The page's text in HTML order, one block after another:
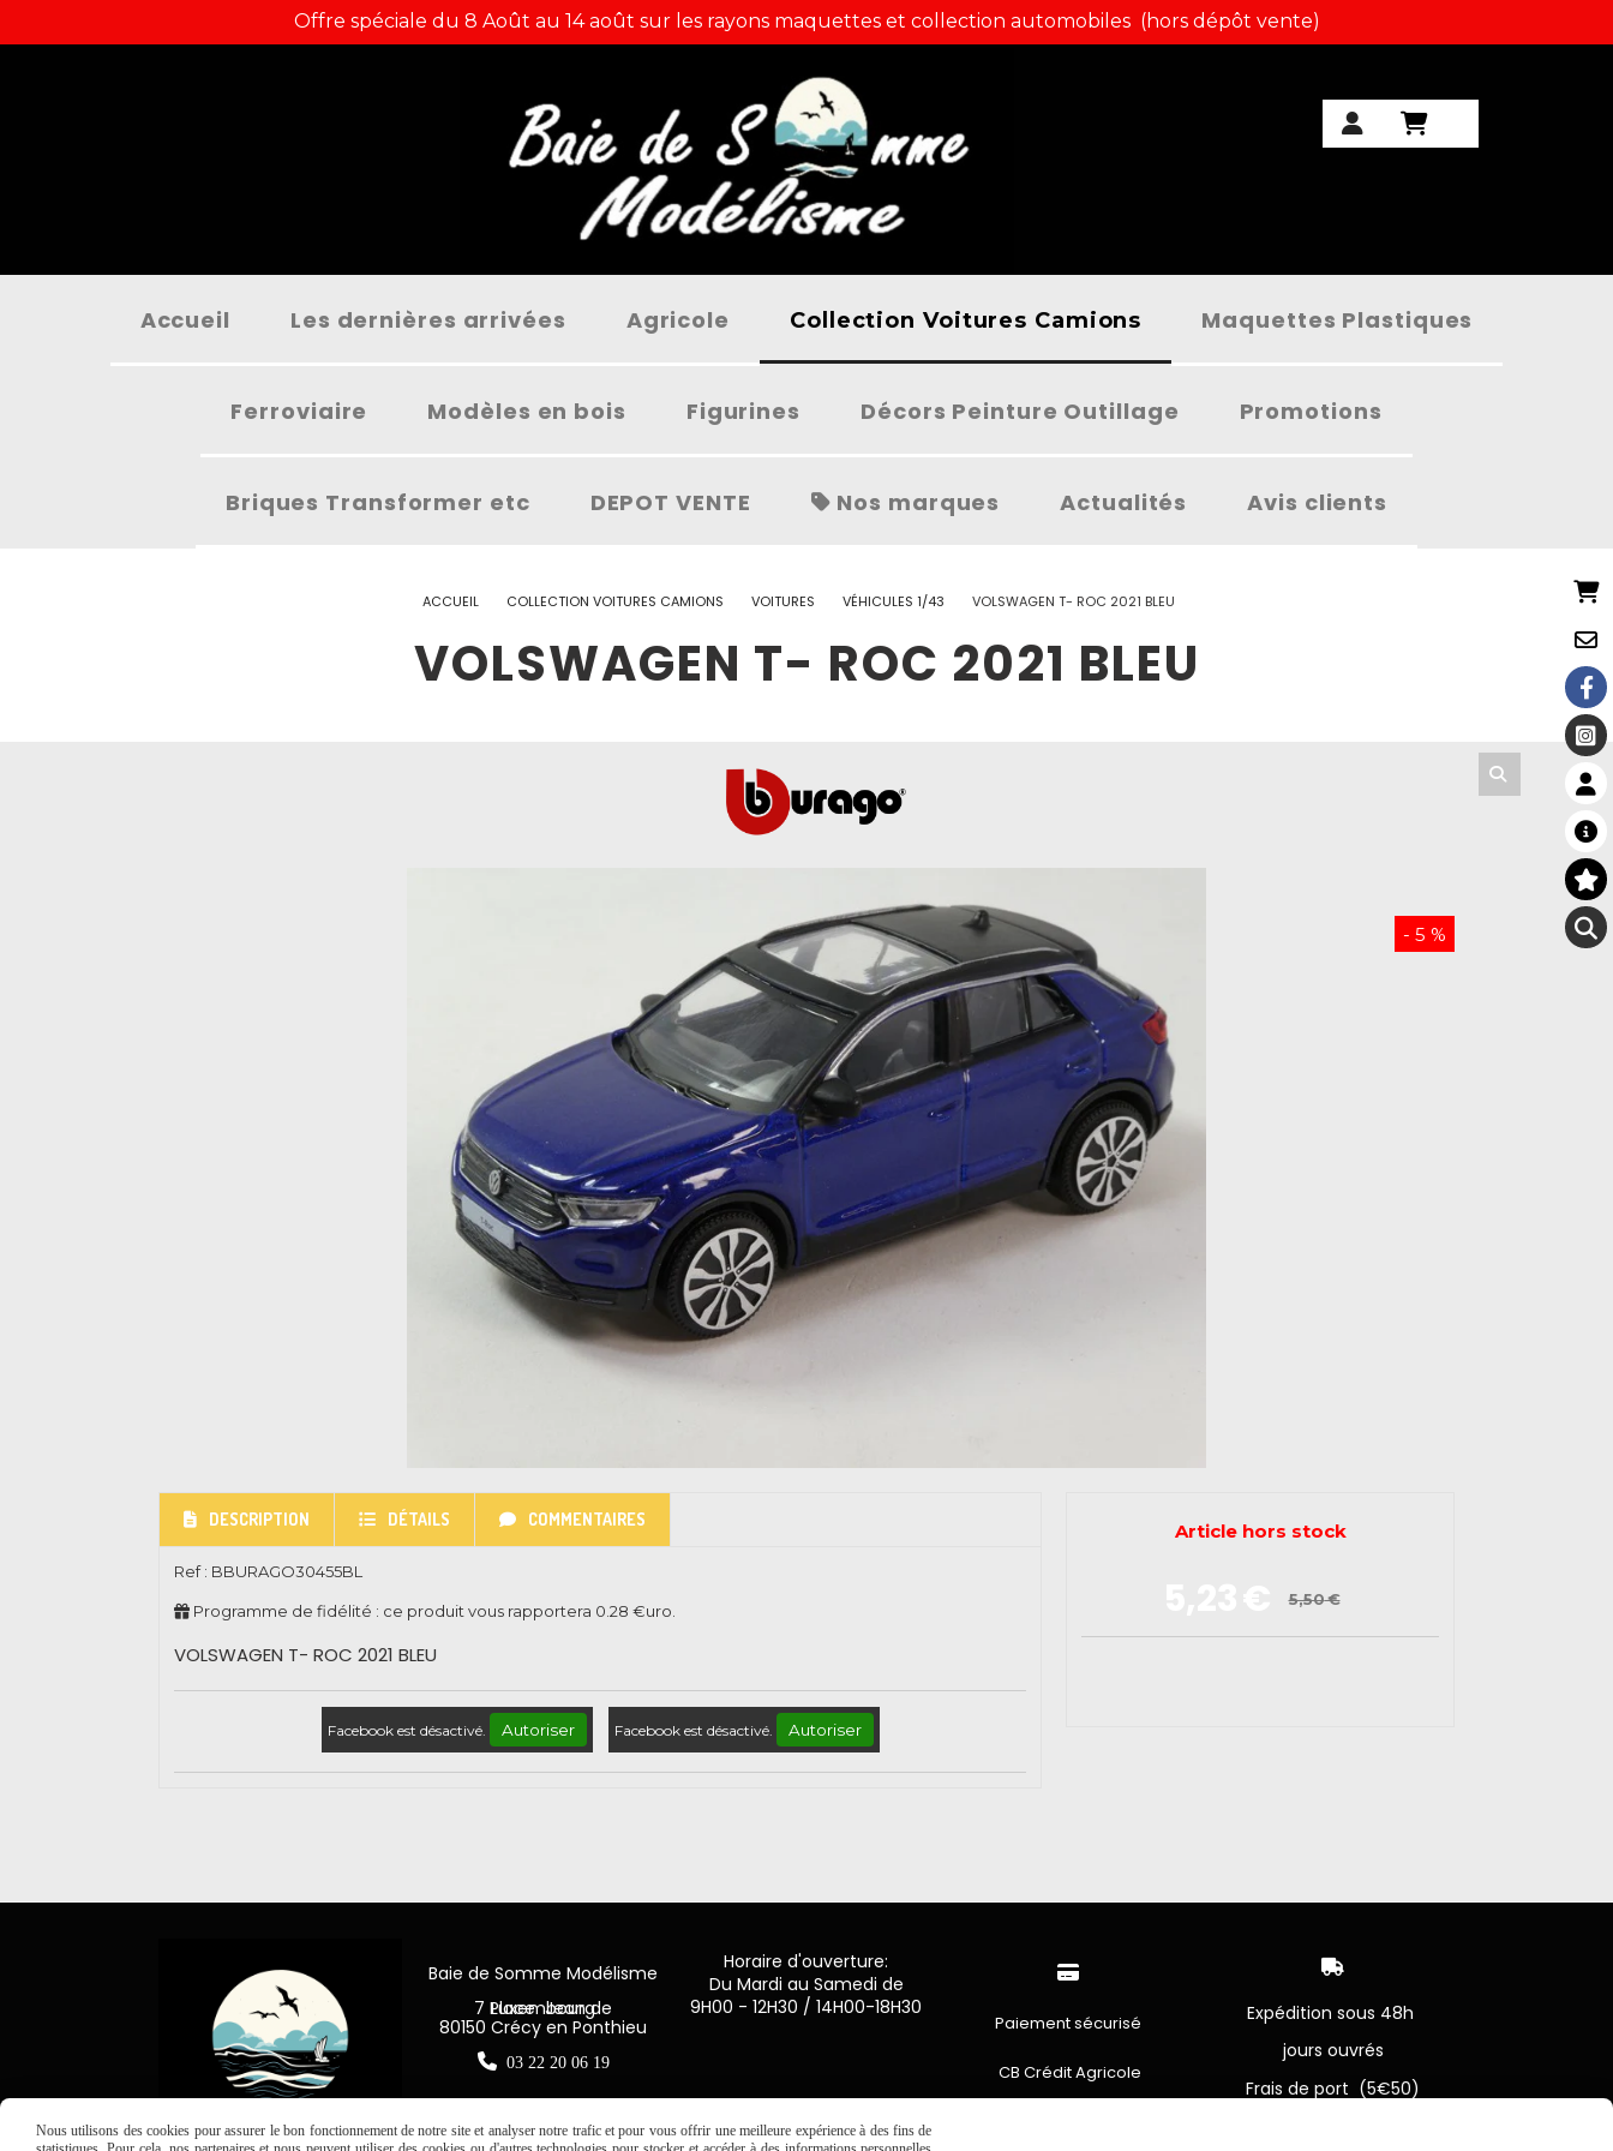
Offre spéciale du 8 Août au 14 août sur les rayons maquettes et collection automobiles (hors dépôt vente)
Accueil Les dernières arrivées Agricole Collection Voitures Camions Maquettes Plastiques
Ferroviaire Modèles en bois Figurines Décors Peinture Outillage Promotions
Briques Transformer etc DEPOT VENTE Nos marques Actualités Avis clients
ACCUEIL COLLECTION VOITURES CAMIONS VOITURES VÉHICULES 1/43 VOLSWAGEN T- ROC 2021 BLEU
VOLSWAGEN T- ROC 2021 BLEU
- 5 %
5,50€
Article hors stock
DESCRIPTION DÉTAILS COMMENTAIRES
Ref : BBURAGO30455BL
Programme de fidélité : ce produit vous rapportera 0.28 €uro.
VOLSWAGEN T- ROC 2021 BLEU
Facebook est désactivé. Autoriser Facebook est désactivé. Autoriser
Baie de Somme Modélisme
7 Place Jean de Luxembourg
80150 Crécy en Ponthieu
 03 22 20 06 19
Horaire d'ouverture:
Du Mardi au Samedi de
9H00 - 12H30 / 14H00-18H30

Paiement sécurisé
CB Crédit Agricole

Expédition sous 48h
jours ouvrés
Frais de port (5€50)
Nous utilisons des cookies pour assurer le bon fonctionnement de notre site et analyser notre trafic et pour vous offrir une meilleure expérience à des fins de